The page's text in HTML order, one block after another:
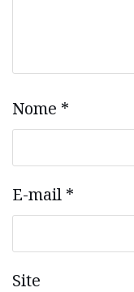
Nome *
E-mail *
Site